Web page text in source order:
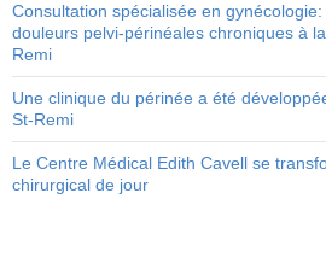
Consultation spécialisée en
douleurs pelvi-périnéales chroniques à
Remi
Une clinique du périnée a été
St-Remi
Le Centre Médical Edith Cavell se
chirurgical de jour